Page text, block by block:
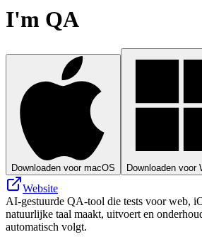
I'm QA
Downloaden voor macOS Downloaden voor
Website
AI-gestuurde QA-tool die tests voor web,
natuurlijke taal maakt, uitvoert en
automatisch volgt.